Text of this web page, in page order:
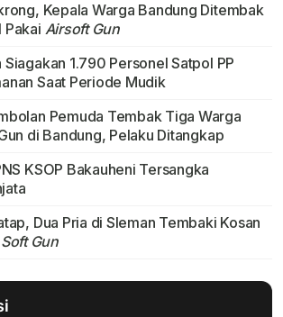
Kepala Warga Bandung Ditembak
Pakai Airsoft Gun
1.790 Personel Satpol PP
Saat Periode Mudik
Pemuda Tembak Tiga Warga
di Bandung, Pelaku Ditangkap
KSOP Bakauheni Tersangka
Dua Pria di Sleman Tembaki Kosan
Gun